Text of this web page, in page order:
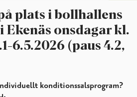
plats i bollhallens
onsdagar kl.
6.5.2026 (paus 4.2,
konditionssalsprogram?